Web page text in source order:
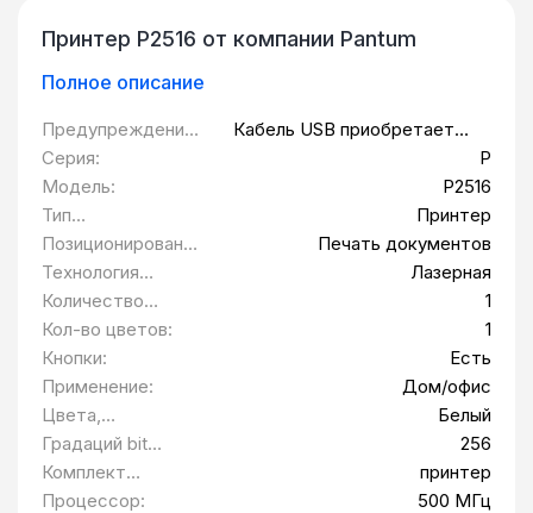
Принтер P2516 от компании Pantum
Полное описание
Предупреждение
:
Кабель USB приобретается
Серия:
P
Модель:
P2516
Тип
оборудования:
Принтер
Позиционировани
е:
Печать документов
Технология
печати:
Лазерная
Количество
устанавливаемых
картриджей:
1
Кол-во цветов:
1
Кнопки:
Есть
Применение:
Дом/офис
Цвета,
использованные в
оформлении:
Белый
Градаций bit
серого цвета:
256
Комплект
поставки:
принтер
Процессор:
500 МГц